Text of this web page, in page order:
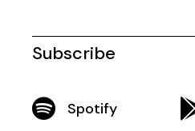
Subscribe
Spotify